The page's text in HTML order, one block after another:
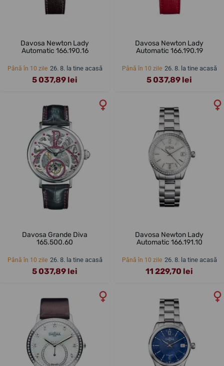
Davosa Newton Lady
Automatic 166.190.16
Până în 10 zile 26. 8. la tine acasă
5 037,89 lei
Davosa Newton Lady
Automatic 166.190.19
Până în 10 zile 26. 8. la tine acasă
5 037,89 lei
Davosa Grande Diva
165.500.60
Până în 10 zile 26. 8. la tine acasă
5 037,89 lei
Davosa Newton Lady
Automatic 166.191.10
Până în 10 zile 26. 8. la tine acasă
11 229,70 lei